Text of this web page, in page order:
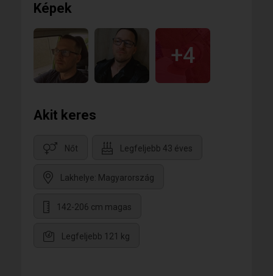
Képek
+4
Akit keres
Nőt Legfeljebb 43 éves
Lakhelye: Magyarország
142-206 cm magas
Legfeljebb 121 kg